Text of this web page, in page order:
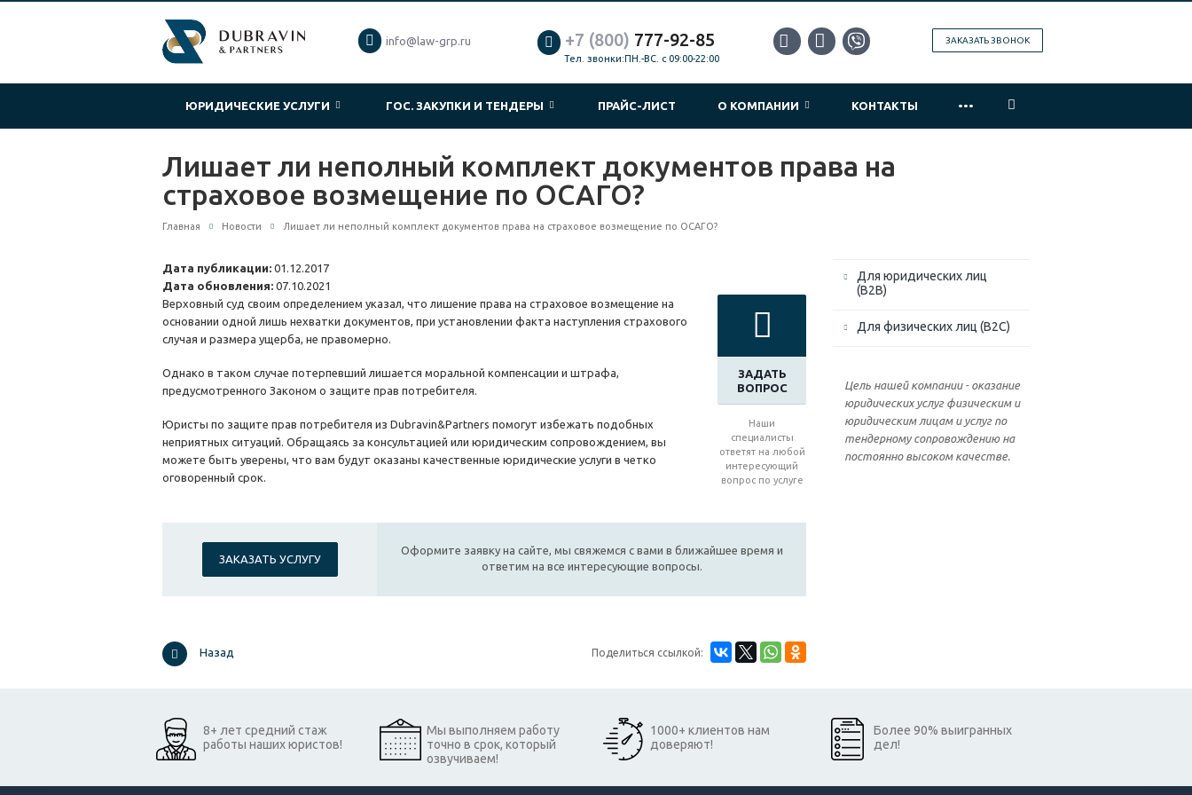
info@law-grp.ru +7 (800) 777-92-85
Тел. звонки:ПН.-ВС. с 09:00-22:00
ЗАКАЗАТЬ ЗВОНОК
ЮРИДИЧЕСКИЕ УСЛУГИ ГОС. ЗАКУПКИ И ТЕНДЕРЫ ПРАЙС-ЛИСТ О КОМПАНИИ КОНТАКТЫ ...
Лишает ли неполный комплект документов права на
страховое возмещение по ОСАГО?
Главная Новости Лишает ли неполный комплект документов права на страховое возмещение по ОСАГО?
Дата публикации: 01.12.2017
Дата обновления: 07.10.2021
ЗАДАТЬ
ВОПРОС
Наши
специалисты
ответят на любой
интересующий
вопрос по услуге
Верховный суд своим определением указал, что лишение права на страховое возмещение на
основании одной лишь нехватки документов, при установлении факта наступления страхового
случая и размера ущерба, не правомерно.
Однако в таком случае потерпевший лишается моральной компенсации и штрафа,
предусмотренного Законом о защите прав потребителя.
Юристы по защите прав потребителя из Dubravin&Partners помогут избежать подобных
неприятных ситуаций. Обращаясь за консультацией или юридическим сопровождением, вы
можете быть уверены, что вам будут оказаны качественные юридические услуги в четко
оговоренный срок.
ЗАКАЗАТЬ УСЛУГУ
Оформите заявку на сайте, мы свяжемся с вами в ближайшее время и
ответим на все интересующие вопросы.
Поделиться ссылкой:
Назад
Для юридических лиц
(B2B)
Для физических лиц (B2C)
Цель нашей компании - оказание
юридических услуг физическим и
юридическим лицам и услуг по
тендерному сопровождению на
постоянно высоком качестве.
8+ лет средний стаж
работы наших юристов!
Мы выполняем работу
точно в срок, который
озвучиваем!
1000+ клиентов нам
доверяют!
Более 90% выигранных
дел!